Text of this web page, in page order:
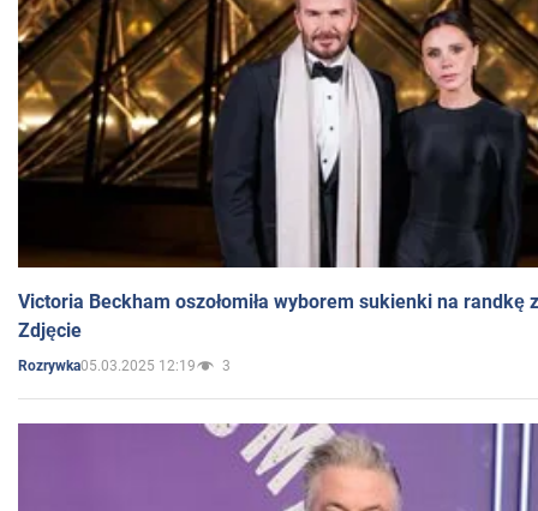
Victoria Beckham oszołomiła wyborem sukienki na randkę
Zdjęcie
Rozrywka05.03.2025 12:19 3